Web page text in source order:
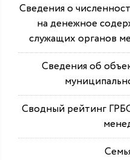
Сведения о
на денежное
служащих органов
Сведения об
Сводный рейтинг